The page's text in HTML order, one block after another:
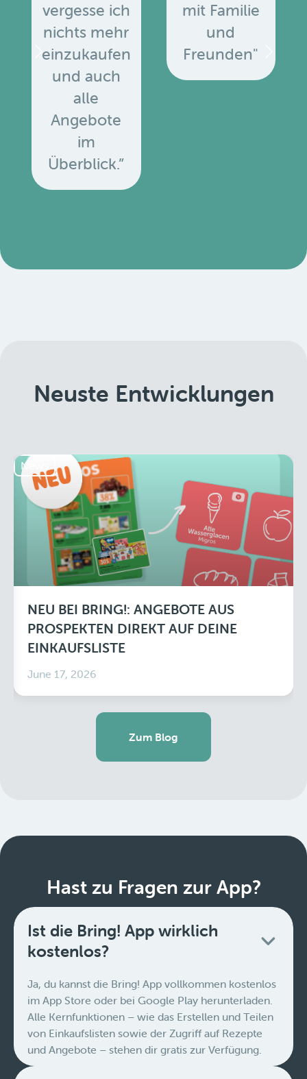
vergesse ich
nichts mehr
einzukaufen
und auch
alle
Angebote
im
Überblick.”
mit Familie
und
Freunden"
Neuste Entwicklungen
News
NEU BEI BRING!: ANGEBOTE AUS
PROSPEKTEN DIREKT AUF DEINE
EINKAUFSLISTE
June 17, 2026
Zum Blog
Hast zu Fragen zur App?
Ist die Bring! App wirklich
kostenlos?
Ja, du kannst die Bring! App vollkommen kostenlos
im App Store oder bei Google Play herunterladen.
Alle Kernfunktionen – wie das Erstellen und Teilen
von Einkaufslisten sowie der Zugriff auf Rezepte
und Angebote – stehen dir gratis zur Verfügung.